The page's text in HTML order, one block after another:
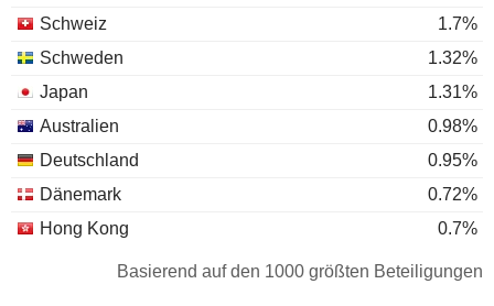
Schweiz
1.7%
Schweden
1.32%
Japan
1.31%
Australien
0.98%
Deutschland
0.95%
Dänemark
0.72%
Hong Kong
0.7%
Basierend auf den 1000 größten Beteiligungen